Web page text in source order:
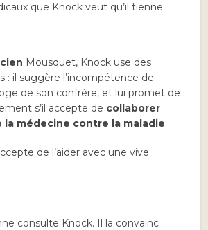
que Knock veut qu’il tienne.
Mousquet, Knock use des
: il suggère l’incompétence de
de son confrère, et lui promet de
s’il accepte de collaborer
la médecine contre la maladie.
de l’aider avec une vive
consulte Knock. Il la convainc